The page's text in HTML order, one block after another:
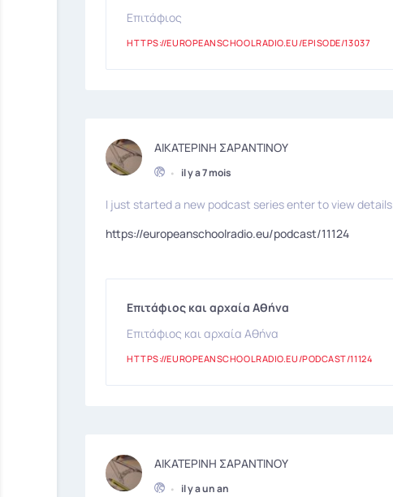
Επιτάφιος
HTTPS://EUROPEANSCHOOLRADIO.EU/EPISODE/13037
ΑΙΚΑΤΕΡΙΝΗ ΣΑΡΑΝΤΙΝΟΥ
• il y a 7 mois
I just started a new podcast series enter to view details.
https://europeanschoolradio.eu/podcast/11124
Επιτάφιος και αρχαία Αθήνα
Επιτάφιος και αρχαία Αθήνα
HTTPS://EUROPEANSCHOOLRADIO.EU/PODCAST/11124
ΑΙΚΑΤΕΡΙΝΗ ΣΑΡΑΝΤΙΝΟΥ
• il y a un an